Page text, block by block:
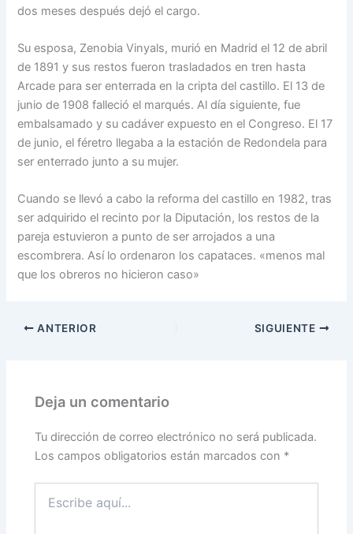
dos meses después dejó el cargo.
Su esposa, Zenobia Vinyals, murió en Madrid el 12 de abril
de 1891 y sus restos fueron trasladados en tren hasta
Arcade para ser enterrada en la cripta del castillo. El 13 de
junio de 1908 falleció el marqués. Al día siguiente, fue
embalsamado y su cadáver expuesto en el Congreso. El 17
de junio, el féretro llegaba a la estación de Redondela para
ser enterrado junto a su mujer.
Cuando se llevó a cabo la reforma del castillo en 1982, tras
ser adquirido el recinto por la Diputación, los restos de la
pareja estuvieron a punto de ser arrojados a una
escombrera. Así lo ordenaron los capataces. «menos mal
que los obreros no hicieron caso»
ANTERIOR SIGUIENTE
Deja un comentario
Tu dirección de correo electrónico no será publicada.
Los campos obligatorios están marcados con *
aquí...